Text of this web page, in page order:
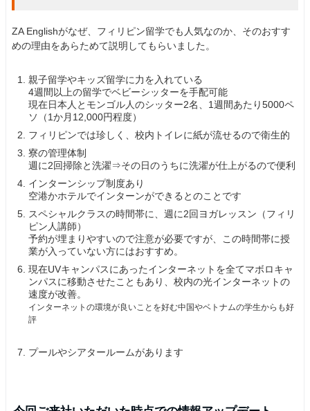
ZA Englishがなぜ、フィリピン留学でも人気なのか、そのおすす
めの理由をあらためて説明してもらいました。
親子留学やキッズ留学に力を入れている
4週間以上の留学でベビーシッターを手配可能
現在日本人とモンゴル人のシッター2名、1週間あたり5000ペ
ソ（1か月12,000円程度）
フィリピンでは珍しく、校内トイレに紙が流せるので衛生的
寮の管理体制
週に2回掃除と洗濯⇒その日のうちに洗濯が仕上がるので便利
インターンシップ制度あり
空港かホテルでインターンができるとのことです
スペシャルクラスの時間帯に、週に2回ヨガレッスン（フィリ
ピン人講師）
予約が埋まりやすいので注意が必要ですが、この時間帯に授
業が入っていない方にはおすすめ。
現在UVキャンパスにあったインターネットを全てマボロキャ
ンパスに移動させたこともあり、校内の光インターネットの
速度が改善。
インターネットの環境が良いことを好む中国やベトナムの学生からも好
評
プールやシアタールームがあります